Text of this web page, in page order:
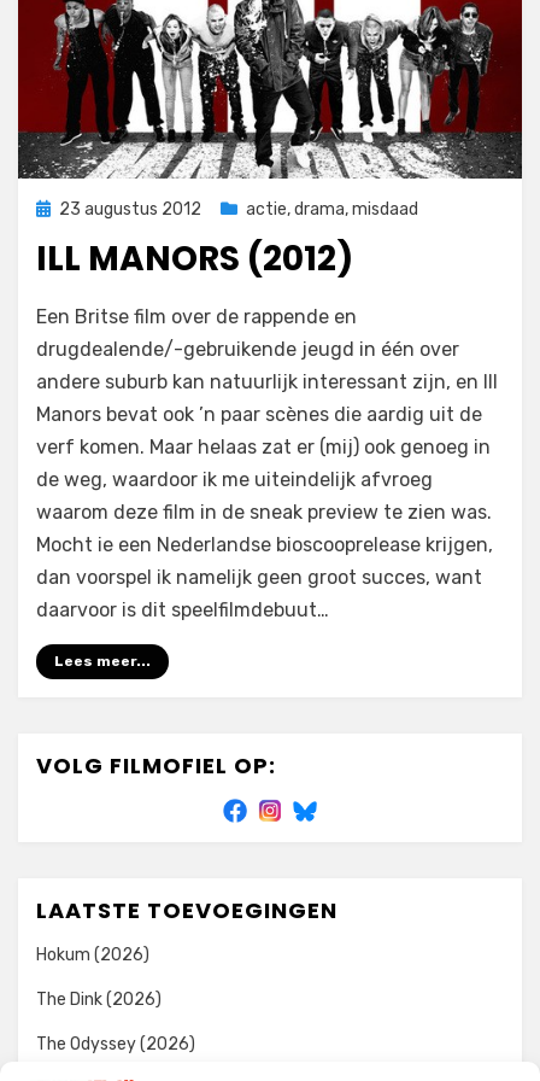
Geplaatst
23 augustus 2012 actie,drama,misdaad
ILL MANORS (2012)
doorFilmofiel.nl
Laat een reactie achter
Manors
(2012)
Een Britse film over de rappende en
drugdealende/-gebruikende jeugd in één over
andere suburb kan natuurlijk interessant zijn, en Ill
Manors bevat ook ’n paar scènes die aardig uit de
verf komen. Maar helaas zat er (mij) ook genoeg in
de weg, waardoor ik me uiteindelijk afvroeg
waarom deze film in de sneak preview te zien was.
Mocht ie een Nederlandse bioscooprelease krijgen,
dan voorspel ik namelijk geen groot succes, want
daarvoor is dit speelfilmdebuut…
Lees meer...
VOLG FILMOFIEL OP:
LAATSTE TOEVOEGINGEN
Hokum (2026)
The Dink (2026)
The Odyssey (2026)